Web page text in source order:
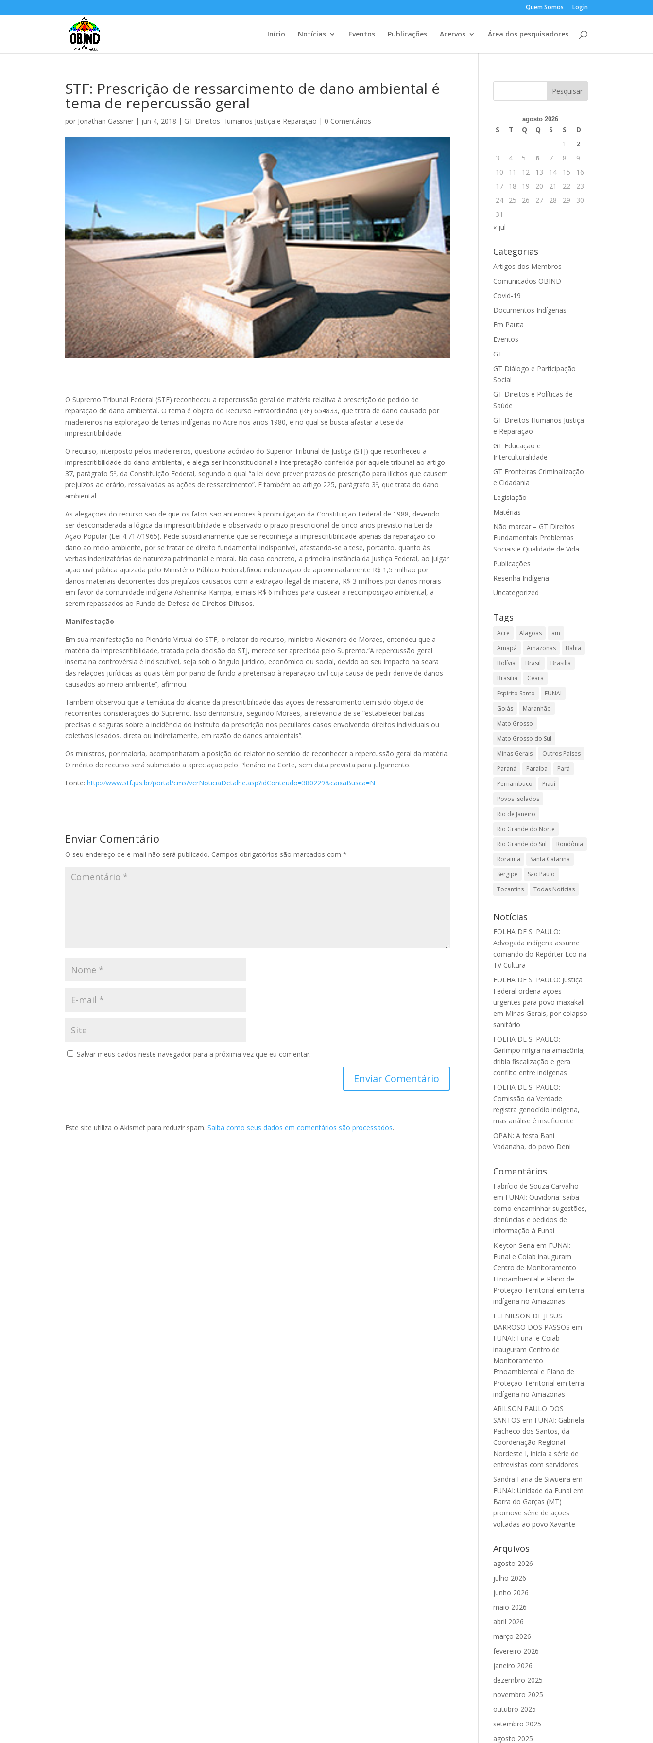
Quem Somos Login
Início Notícias Eventos Publicações Acervos Área dos pesquisadores
STF: Prescrição de ressarcimento de dano ambiental é
tema de repercussão geral
por Jonathan Gassner | jun 4, 2018 | GT Direitos Humanos Justiça e Reparação | 0 Comentários
O Supremo Tribunal Federal (STF) reconheceu a repercussão geral de matéria relativa à prescrição de pedido de
reparação de dano ambiental. O tema é objeto do Recurso Extraordinário (RE) 654833, que trata de dano causado por
madeireiros na exploração de terras indígenas no Acre nos anos 1980, e no qual se busca afastar a tese da
imprescritibilidade.
O recurso, interposto pelos madeireiros, questiona acórdão do Superior Tribunal de Justiça (STJ) que reconheceu a
imprescritibilidade do dano ambiental, e alega ser inconstitucional a interpretação conferida por aquele tribunal ao artigo
37, parágrafo 5º, da Constituição Federal, segundo o qual “a lei deve prever prazos de prescrição para ilícitos que causem
prejuízos ao erário, ressalvadas as ações de ressarcimento”. E também ao artigo 225, parágrafo 3º, que trata do dano
ambiental.
As alegações do recurso são de que os fatos são anteriores à promulgação da Constituição Federal de 1988, devendo
ser desconsiderada a lógica da imprescritibilidade e observado o prazo prescricional de cinco anos previsto na Lei da
Ação Popular (Lei 4.717/1965). Pede subsidiariamente que se reconheça a imprescritibilidade apenas da reparação do
dano ao meio ambiente, por se tratar de direito fundamental indisponível, afastando-se a tese, portanto, quanto às
verbas indenizatórias de natureza patrimonial e moral. No caso concreto, a primeira instância da Justiça Federal, ao julgar
ação civil pública ajuizada pelo Ministério Público Federal,fixou indenização de aproximadamente R$ 1,5 milhão por
danos materiais decorrentes dos prejuízos causados com a extração ilegal de madeira, R$ 3 milhões por danos morais
em favor da comunidade indígena Ashaninka-Kampa, e mais R$ 6 milhões para custear a recomposição ambiental, a
serem repassados ao Fundo de Defesa de Direitos Difusos.
Manifestação
Em sua manifestação no Plenário Virtual do STF, o relator do recurso, ministro Alexandre de Moraes, entendeu que a
matéria da imprescritibilidade, tratada pela decisão do STJ, merece ser apreciada pelo Supremo.“A repercussão geral
inserta na controvérsia é indiscutível, seja sob o ângulo jurídico, econômico ou social, devido ao seu impacto na seara
das relações jurídicas as quais têm por pano de fundo a pretensão à reparação civil cuja causa de pedir derive de danos
causados ao meio ambiente”, afirmou.
Também observou que a temática do alcance da prescritibilidade das ações de ressarcimento tem sido objeto de
recorrentes considerações do Supremo. Isso demonstra, segundo Moraes, a relevância de se “estabelecer balizas
precisas e seguras sobre a incidência do instituto da prescrição nos peculiares casos envolvendo direitos individuais ou
coletivos lesados, direta ou indiretamente, em razão de danos ambientais”.
Os ministros, por maioria, acompanharam a posição do relator no sentido de reconhecer a repercussão geral da matéria.
O mérito do recurso será submetido a apreciação pelo Plenário na Corte, sem data prevista para julgamento.
Fonte:http://www.stf.jus.br/portal/cms/verNoticiaDetalhe.asp?idConteudo=380229&caixaBusca=N
Enviar Comentário
O seu endereço de e-mail não será publicado. Campos obrigatórios são marcados com*
Salvar meus dados neste navegador para a próxima vez que eu comentar.
Este site utiliza o Akismet para reduzir spam.Saiba como seus dados em comentários são processados.
agosto 2026
S T Q Q S S
D
1
2
3
4 5 6 7 8
9
10
11 12 13 14 15
16
17
18 19 20 21 22
23
24
25 26 27 28 29
30
31
« jul
Categorias
Artigos dos Membros
Comunicados OBIND
Covid-19
Documentos Indígenas
Em Pauta
Eventos
GT
GT Diálogo e Participação
Social
GT Direitos e Políticas de
Saúde
GT Direitos Humanos Justiça
e Reparação
GT Educação e
Interculturalidade
GT Fronteiras Criminalização
e Cidadania
Legislação
Matérias
Não marcar – GT Direitos
Fundamentais Problemas
Sociais e Qualidade de Vida
Publicações
Resenha Indígena
Uncategorized
Tags
Acre Alagoas
am
Amapá
Amazonas
Bahia
Bolívia
Brasil
Brasilia
Brasília
Ceará
Espírito Santo
FUNAI
Goiás
Maranhão
Mato Grosso
Mato Grosso do Sul
Minas Gerais
Outros Países
Paraná
Paraíba
Pará
Pernambuco
Piauí
Povos Isolados
Rio de Janeiro
Rio Grande do Norte
Rio Grande do Sul
Rondônia
Roraima
Santa Catarina
Sergipe
São Paulo
Tocantins
Todas Notícias
Notícias
FOLHA DE S. PAULO:
Advogada indígena assume
comando do Repórter Eco na
TV Cultura
FOLHA DE S. PAULO: Justiça
Federal ordena ações
urgentes para povo maxakali
em Minas Gerais, por colapso
sanitário
FOLHA DE S. PAULO:
Garimpo migra na amazônia,
dribla fiscalização e gera
conflito entre indígenas
FOLHA DE S. PAULO:
Comissão da Verdade
registra genocídio indígena,
mas análise é insuficiente
OPAN: A festa Bani
Vadanaha, do povo Deni
Comentários
Fabrício de Souza Carvalho
em FUNAI: Ouvidoria: saiba
como encaminhar sugestões,
denúncias e pedidos de
informação à Funai
Kleyton Sena em FUNAI:
Funai e Coiab inauguram
Centro de Monitoramento
Etnoambiental e Plano de
Proteção Territorial em terra
indígena no Amazonas
ELENILSON DE JESUS
BARROSO DOS PASSOS em
FUNAI: Funai e Coiab
inauguram Centro de
Monitoramento
Etnoambiental e Plano de
Proteção Territorial em terra
indígena no Amazonas
ARILSON PAULO DOS
SANTOS em FUNAI: Gabriela
Pacheco dos Santos, da
Coordenação Regional
Nordeste I, inicia a série de
entrevistas com servidores
Sandra Faria de Siwueira em
FUNAI: Unidade da Funai em
Barra do Garças (MT)
promove série de ações
voltadas ao povo Xavante
Arquivos
agosto 2026
julho 2026
junho 2026
maio 2026
abril 2026
março 2026
fevereiro 2026
janeiro 2026
dezembro 2025
novembro 2025
outubro 2025
setembro 2025
agosto 2025